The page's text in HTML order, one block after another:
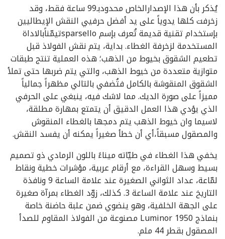
يُذكر بأن هذا الإصدارالخاص محدودبـ99 ساعة فقط، وقد
زخرفت كلها يدوياً على يد أفضل حرفيي النقش الإيطاليين
بإستخدام تقنية قديمة تُعرف بإسم sparselloتيمّناًبالاداة
المستخدمة لزخرفة الغطاء. بداية، يتم نقش الفولاذ قبل
تطعيم الشقوق بخيوط من الذهب؛ هذه العملية تنتج طبقات
متوازية متعددة من خيوط الذهب، والتي يتم ضربها حتى تملأ
الشقوق المنقوشة بالكامل فتُضفي بالتالي مظهراً جمالياً
مميزاً على صورة الديك. مما لاشك فيه، ينبغي على الحرفي
الذي يؤدي هذا العمل الدقيق أن يتمتع بمهارة مطلقة،
لاسيما وان خيوط الذهب يتم دمجها بالغطاء المنقوش
والمصقول مسبقاً،أي أن خطأ صغيراً يمكنه أن يفسد النقش.
يخفي هذا الغطاء في طيّاته ميناءً باللون الرمادي ذو تصميم
بسيط وسهل القراءة، مع أرقام عربية، مؤشرات خطية ونقاط
لمّاعة، عداد الثواني الصغيرة عند علامة الساعة 9 ونافذة
التاريخ عند علامة الساعة 3. كذلك، زوّد الغطاء بمرآة صغيرة
على الجهة الخلفية، وهو ينضوي ضمن علبة حاضنة خاصة
بنماذج Luminor 1950 مصنوعة من الفولاذ المقاوم للصدأ
المصقول بقطر 44 ملم.